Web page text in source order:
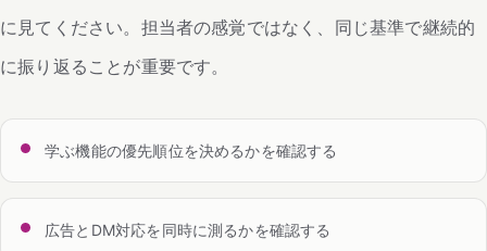
に見てください。担当者の感覚ではなく、同じ基準で継続的
に振り返ることが重要です。
学ぶ機能の優先順位を決めるかを確認する
広告とDM対応を同時に測るかを確認する